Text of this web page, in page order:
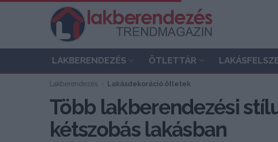
LAKBERENDEZÉS ÖTLETTÁR
Lakberendezés Lakásdekoráció ötletek
Több lakberendezési
kétszobás lakásban